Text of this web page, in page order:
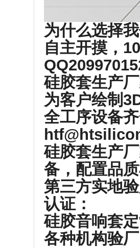
为什么选择
自主开摸，
硅胶套生产
为客户绘制
全工序设备
硅胶套生产
备，配置品
第三方实地
认证：
硅胶音响套
各种机构验